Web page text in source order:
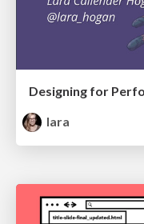
Designing for
lara